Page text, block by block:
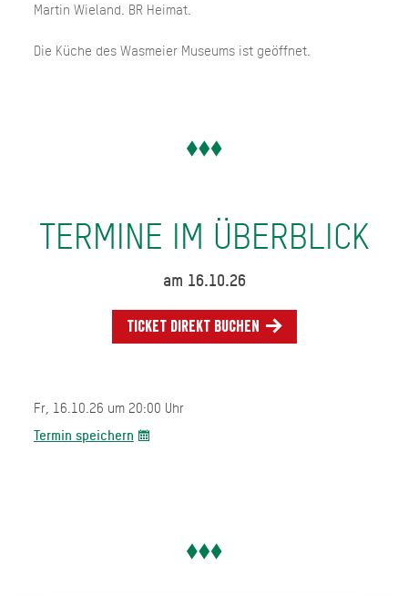
Martin Wieland. BR Heimat.
Die Küche des Wasmeier Museums ist geöffnet.
TERMINE IM ÜBERBLICK
am 16.10.26
Ticket direkt buchen
Fr, 16.10.26 um 20:00 Uhr
Termin speichern